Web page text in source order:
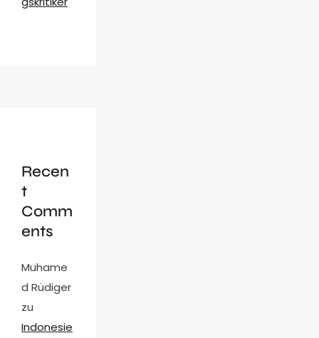
Recen
t
Comm
ents
Muhame
d Rüdiger
zu
Indonesie